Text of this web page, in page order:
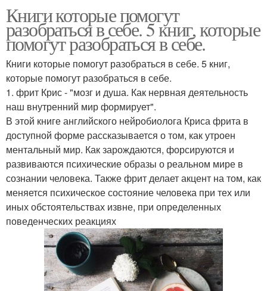
Книги которые помогут
разобраться в себе. 5 книг, которые
помогут разобраться в себе.
Книги которые помогут разобраться в себе. 5 книг,
которые помогут разобраться в себе.
1. фрит Крис - "мозг и душа. Как нервная деятельность
наш внутренний мир формирует".
В этой книге английского нейробиолога Криса фрита в
доступной форме рассказывается о том, как утроен
ментальный мир. Как зарождаются, форсируются и
развиваются психические образы о реальном мире в
сознании человека. Также фрит делает акцент на том, как
меняется психическое состояние человека при тех или
иных обстоятельствах извне, при определенных
поведенческих реакциях